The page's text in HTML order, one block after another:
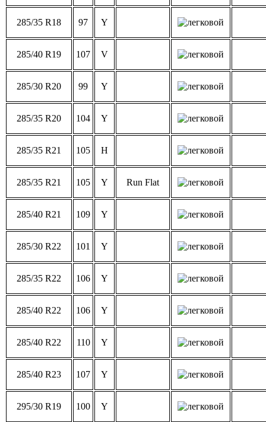
285/35 R18 97 Y
285/40 R19 107 V
285/30 R20 99 Y
285/35 R20 104 Y
285/35 R21 105 H
285/35 R21 105 Y Run Flat
285/40 R21 109 Y
285/30 R22 101 Y
285/35 R22 106 Y
285/40 R22 106 Y
285/40 R22 110 Y
285/40 R23 107 Y
295/30 R19 100 Y